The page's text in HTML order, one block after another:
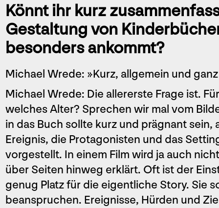
Könnt ihr kurz
Gestaltung von
besonders ankommt?
Michael Wrede: »Kurz, allgemein und
Michael Wrede: Die allererste Frage ist.
welches Alter? Sprechen wir mal vom
in das Buch sollte kurz und prägnant
Ereignis, die Protagonisten und das
vorgestellt. In einem Film wird ja auch
über Seiten hinweg erklärt. Oft ist der
genug Platz für die eigentliche Story. Sie
beanspruchen. Ereignisse, Hürden und